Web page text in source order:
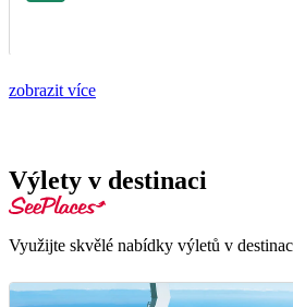
zobrazit více
Výlety v destinaci
Využijte skvělé nabídky výletů v